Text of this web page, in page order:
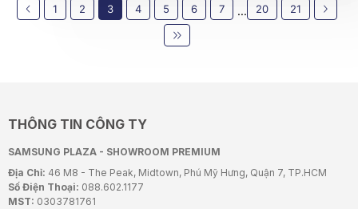
1 2 3 4 5 6 7 ... 20 21
THÔNG TIN CÔNG TY
SAMSUNG PLAZA - SHOWROOM PREMIUM
Địa Chỉ: 46 M8 - The Peak, Midtown, Phú Mỹ Hưng, Quận 7, TP.HCM
Số Điện Thoại: 088.602.1177
MST: 0303781761